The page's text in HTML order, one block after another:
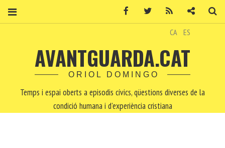
CA ES
AVANTGUARDA.CAT
ORIOL DOMINGO
Temps i espai oberts a episodis cívics, qüestions diverses de la
condició humana i d'experiència cristiana
Facebook Twitter Contacte